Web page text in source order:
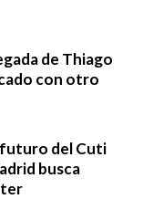
de Thiago
con otro
del Cuti
busca